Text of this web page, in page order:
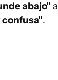
abajo"
confusa".